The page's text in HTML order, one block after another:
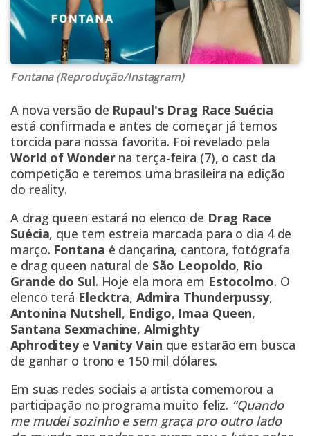
Fontana (Reprodução/Instagram)
A nova versão de Rupaul's Drag Race Suécia
está confirmada e antes de começar já temos
torcida para nossa favorita. Foi revelado pela
World of Wonderna terça-feira (7), o cast da
competição e teremos uma brasileira na edição
do reality.
A drag queen estará no elenco de Drag Race
Suécia, que tem estreia marcada para o dia 4 de
março. Fontana é dançarina, cantora, fotógrafa
e drag queen natural de São Leopoldo, Rio
Grande do Sul. Hoje ela mora em Estocolmo. O
elenco terá Elecktra, Admira Thunderpussy,
Antonina Nutshell, Endigo, Imaa Queen,
Santana Sexmachine, Almighty
Aphroditeye Vanity Vain que estarão em busca
de ganhar o trono e 150 mil dólares.
Em suas redes sociais a artista comemorou a
participação no programa muito feliz. “Quando
me mudei sozinho e sem graça pro outro lado